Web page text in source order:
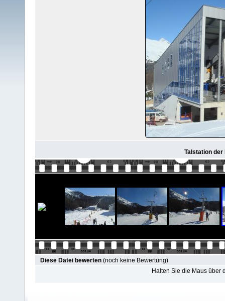
Talstation
Diese Datei bewerten (noch keine Bewertung)
Halten Sie die Maus über